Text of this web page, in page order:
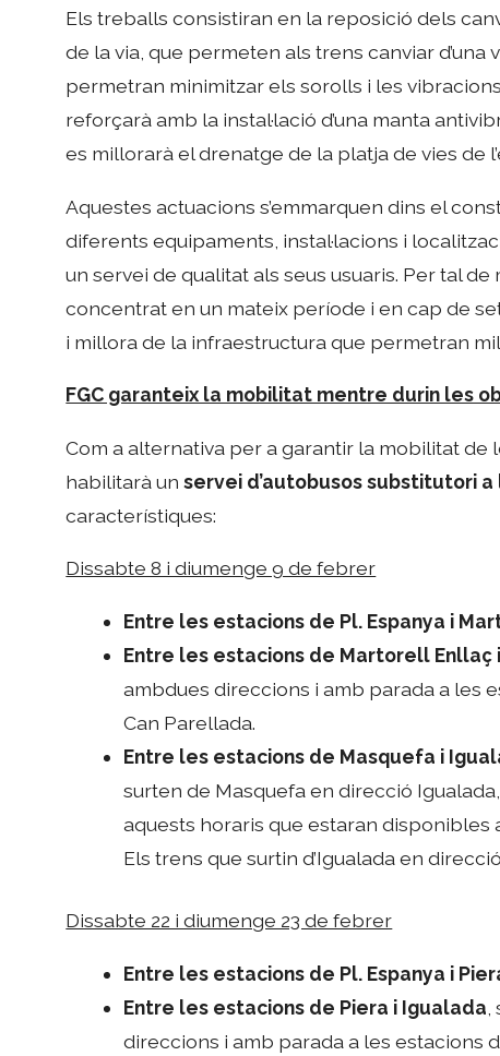
Els treballs consistiran en la reposició dels
de la via, que permeten als trens canviar
permetran minimitzar els sorolls i les
reforçarà amb la instal·lació d’una manta
es millorarà el drenatge de la platja de vies de
Aquestes actuacions s’emmarquen dins el
diferents equipaments, instal·lacions i
un servei de qualitat als seus usuaris. Per tal
concentrat en un mateix període i en cap de
i millora de la infraestructura que permetran
FGC garanteix la mobilitat mentre durin les
Com a alternativa per a garantir la mobilitat de
habilitarà unservei d’autobusos substitutori a
característiques:
Dissabte 8 i diumenge 9 de febrer
Entre les estacions de Pl. Espanya i
Entre les estacions de Martorell Enllaç
ambdues direccions i amb parada a les
Can Parellada.
Entre les estacions de Masquefa i
surten de Masquefa en direcció
aquests horaris que estaran disponibles
Els trens que surtin d’Igualada en
Dissabte 22 i diumenge 23 de febrer
Entre les estacions de Pl. Espanya i
Entre les estacions de Piera i Igualada
direccions i amb parada a les estacions